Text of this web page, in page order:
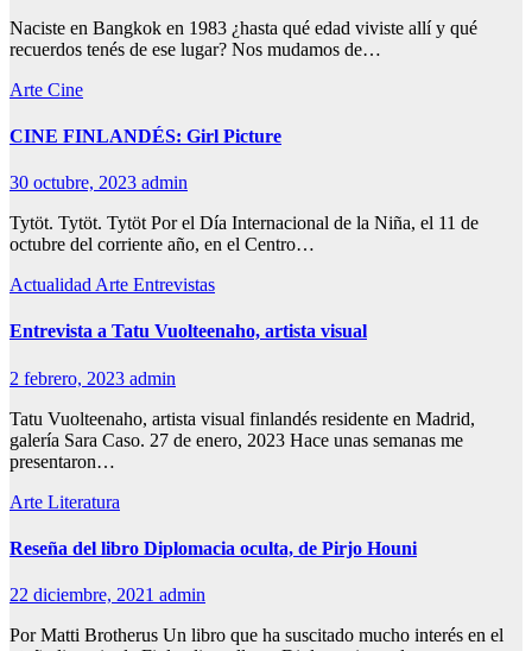
Naciste en Bangkok en 1983 ¿hasta qué edad viviste allí y qué
recuerdos tenés de ese lugar? Nos mudamos de…
Arte Cine
CINE FINLANDÉS: Girl Picture
30 octubre, 2023 admin
Tytöt. Tytöt. Tytöt Por el Día Internacional de la Niña, el 11 de
octubre del corriente año, en el Centro…
Actualidad Arte Entrevistas
Entrevista a Tatu Vuolteenaho, artista visual
2 febrero, 2023 admin
Tatu Vuolteenaho, artista visual finlandés residente en Madrid,
galería Sara Caso. 27 de enero, 2023 Hace unas semanas me
presentaron…
Arte Literatura
Reseña del libro Diplomacia oculta, de Pirjo Houni
22 diciembre, 2021 admin
Por Matti Brotherus Un libro que ha suscitado mucho interés en el